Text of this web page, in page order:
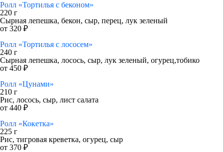
Ролл «Тортилья с беконом»
220 г
Сырная лепешка, бекон, сыр, перец, лук зеленый
от 320 ₽
Ролл «Тортилья с лососем»
240 г
Сырная лепешка, лосось, сыр, лук зеленый, огурец,тобико
от 450 ₽
Ролл «Цунами»
210 г
Рис, лосось, сыр, лист салата
от 440 ₽
Ролл «Кокетка»
225 г
Рис, тигровая креветка, огурец, сыр
от 370 ₽